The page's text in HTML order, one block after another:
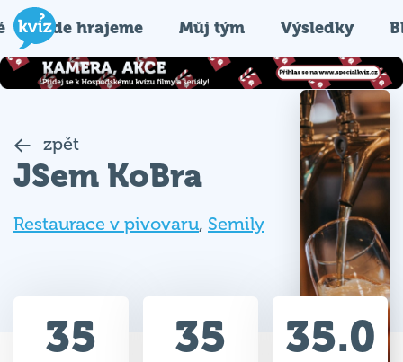
Kde hrajeme Můj tým Výsledky
zpět
JSem KoBra
Restaurace v pivovaru, Semily
35 35 35.0